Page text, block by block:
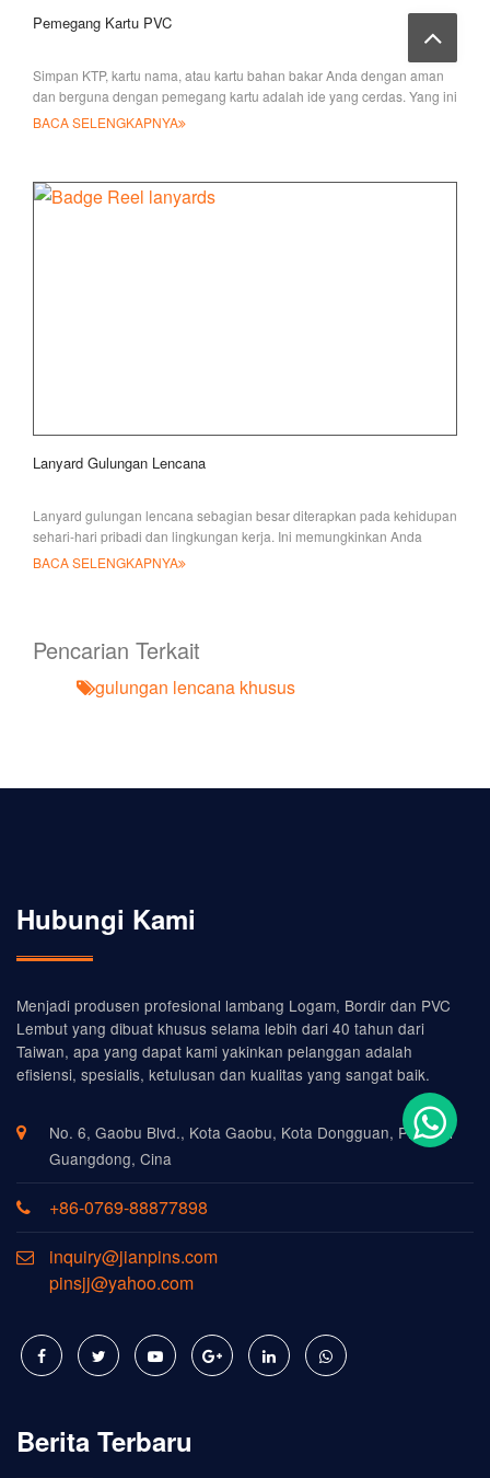
Pemegang Kartu PVC
Simpan KTP, kartu nama, atau kartu bahan bakar Anda dengan aman
dan berguna dengan pemegang kartu adalah ide yang cerdas. Yang ini
memiliki PVC transparan
BACA SELENGKAPNYA
Lanyard Gulungan Lencana
Lanyard gulungan lencana sebagian besar diterapkan pada kehidupan
sehari-hari pribadi dan lingkungan kerja. Ini memungkinkan Anda
untuk dengan mudah mencapai kunci Anda
BACA SELENGKAPNYA
Pencarian Terkait
gulungan lencana khusus
Hubungi Kami
Menjadi produsen profesional lambang Logam, Bordir dan PVC
Lembut yang dibuat khusus selama lebih dari 40 tahun dari
Taiwan, apa yang dapat kami yakinkan pelanggan adalah
efisiensi, spesialis, ketulusan dan kualitas yang sangat baik.
No. 6, Gaobu Blvd., Kota Gaobu, Kota Dongguan, Provinsi
Guangdong, Cina
+86-0769-88877898
inquiry@jianpins.com
pinsjj@yahoo.com
Berita Terbaru